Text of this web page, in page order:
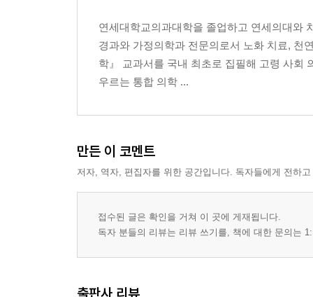
연세대학교의과대학을 졸업하고 연세의대와
경과와 가정의학과 전문의로서 노화 치료, 천
학』 교과서를 국내 최초로 집필해 고령 사회
우르는 통합 의학 ...
만든 이 코멘트
저자, 역자, 편집자를 위한 공간입니다. 독자들에게 전하
접수된 글은 확인을 거쳐 이 곳에 게재됩니다.
독자 분들의 리뷰는 리뷰 쓰기를, 책에 대한 문의는
출판사 리뷰